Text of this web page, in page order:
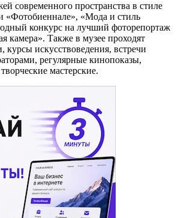
пространства в стиле
«Фотобиеннале», «Мода и стиль
конкурс на лучший фоторепортаж
камера». Также в музее проходят
искусствоведения, встречи
регулярные кинопоказы,
мастерские.